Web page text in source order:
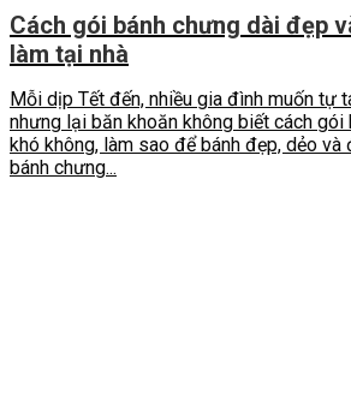
Cách gói bánh chưng dài đẹp
làm tại nhà
Mỗi dịp Tết đến, nhiều gia đình muốn tự
nhưng lại băn khoăn không biết cách gói
khó không, làm sao để bánh đẹp, dẻo
bánh chưng...